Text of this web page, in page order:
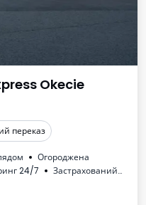
Okecie
переказ
Огороджена
24/7
Застрахований